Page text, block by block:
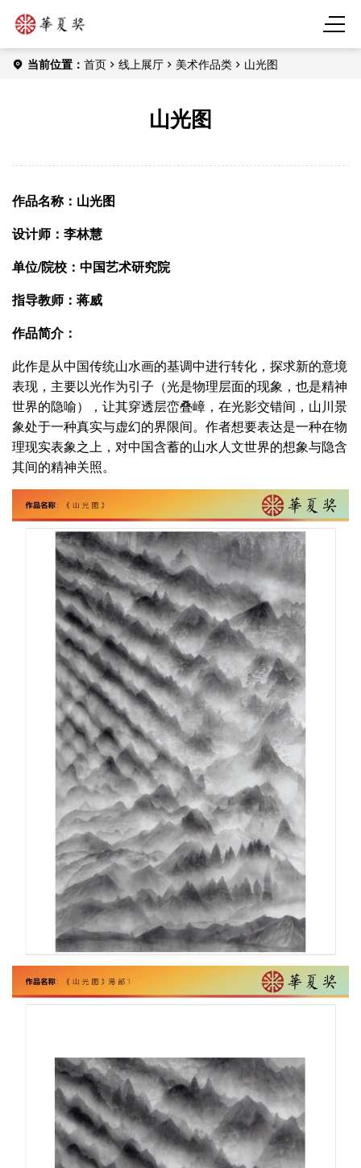
当前位置： 首页 线上展厅 美术作品类 山光图
山光图
作品名称：山光图
设计师：李林慧
单位/院校：中国艺术研究院
指导教师：蒋威
作品简介：
此作是从中国传统山水画的基调中进行转化，探求新的意境
表现，主要以光作为引子（光是物理层面的现象，也是精神
世界的隐喻），让其穿透层峦叠嶂，在光影交错间，山川景
象处于一种真实与虚幻的界限间。作者想要表达是一种在物
理现实表象之上，对中国含蓄的山水人文世界的想象与隐含
其间的精神关照。